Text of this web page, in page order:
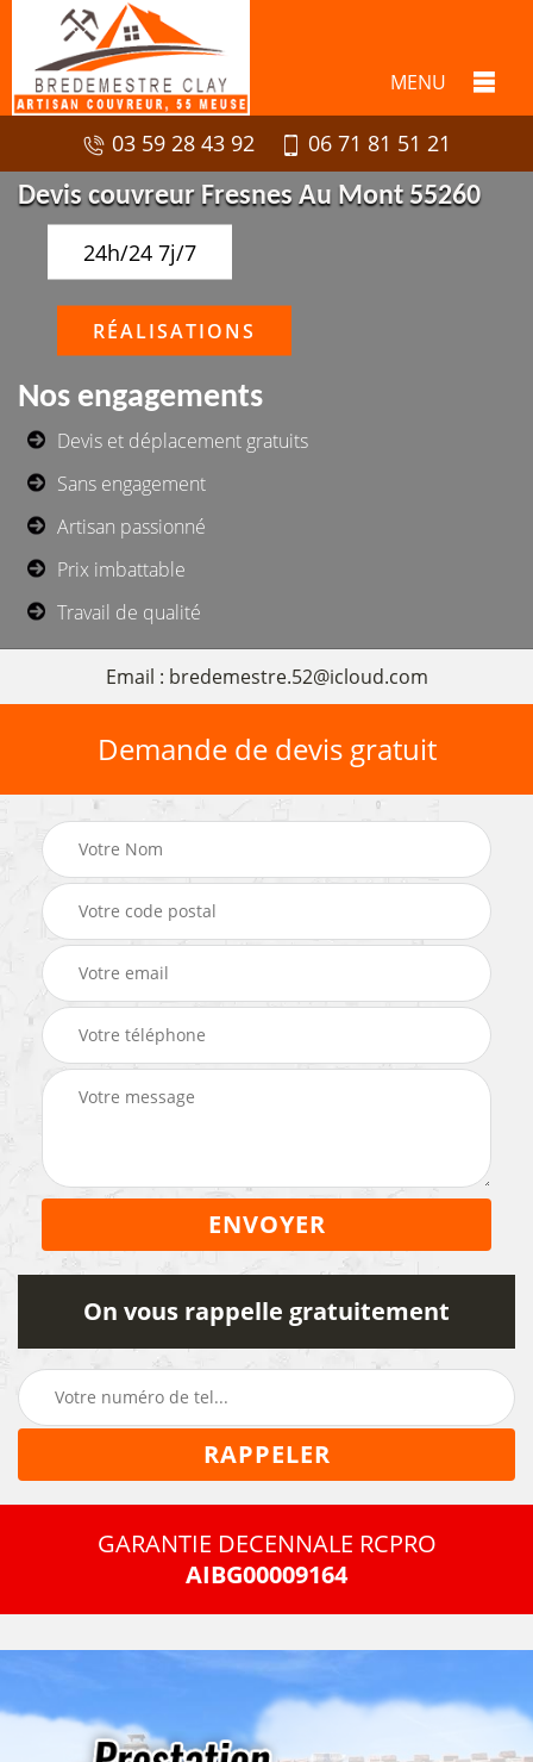
MENU
03 59 28 43 92
06 71 81 51 21
Devis couvreur Fresnes Au Mont 55260
24h/24 7j/7
RÉALISATIONS
Nos engagements
Devis et déplacement gratuits
Sans engagement
Artisan passionné
Prix imbattable
Travail de qualité
Email : bredemestre.52@icloud.com
Demande de devis gratuit
On vous rappelle gratuitement
GARANTIE DECENNALE RCPRO
AIBG00009164